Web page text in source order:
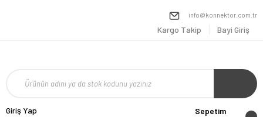
info@konnektor.com.tr
Kargo Takip Bayi Giriş
Giriş Yap Sepetim